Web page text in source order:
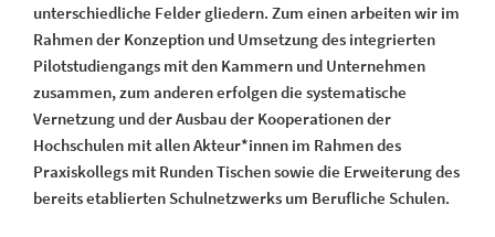
unterschiedliche Felder gliedern. Zum einen arbeiten wir im
Rahmen der Konzeption und Umsetzung des integrierten
Pilotstudiengangs mit den Kammern und Unternehmen
zusammen, zum anderen erfolgen die systematische
Vernetzung und der Ausbau der Kooperationen der
Hochschulen mit allen Akteur*innen im Rahmen des
Praxiskollegs mit Runden Tischen sowie die Erweiterung des
bereits etablierten Schulnetzwerks um Berufliche Schulen.